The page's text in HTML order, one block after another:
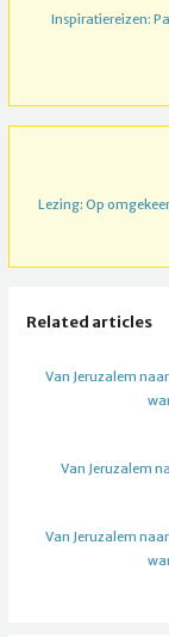
Inspiratiereizen:
Lezing: Op
Related articles
Van Jeruzalem
Van Jeruzalem
Van Jeruzalem